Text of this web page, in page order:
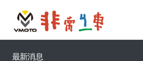
最新消息